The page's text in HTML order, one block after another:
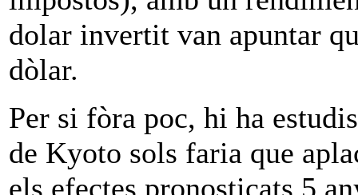
dolar invertit van apuntar
dòlar.
Per si fòra poc, hi ha
de Kyoto sols faria que
els efectes pronosticats 5